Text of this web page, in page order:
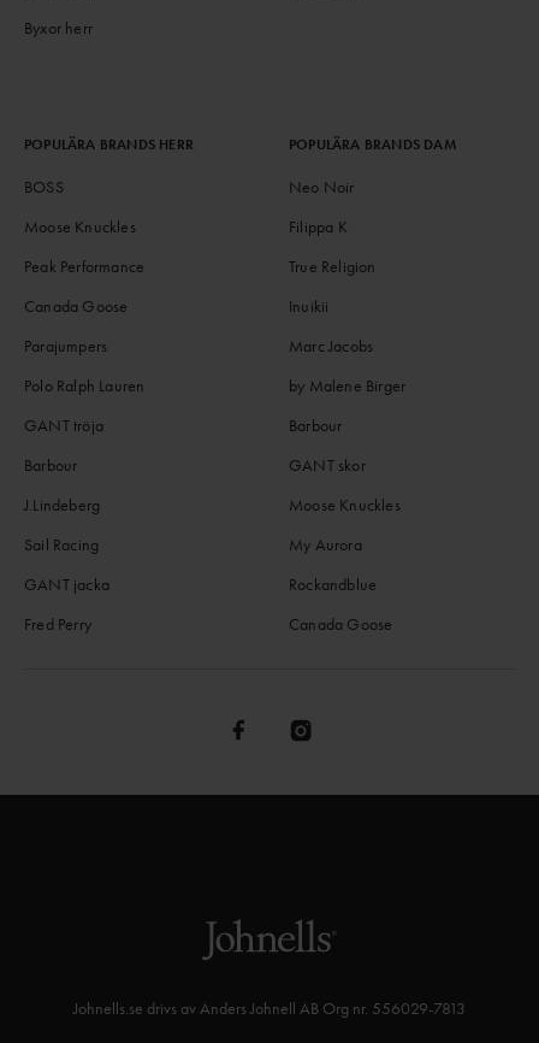
Byxor herr
POPULÄRA BRANDS HERR
BOSS
Moose Knuckles
Peak Performance
Canada Goose
Parajumpers
Polo Ralph Lauren
GANT tröja
Barbour
J.Lindeberg
Sail Racing
GANT jacka
Fred Perry
POPULÄRA BRANDS DAM
Neo Noir
Filippa K
True Religion
Inuikii
Marc Jacobs
by Malene Birger
Barbour
GANT skor
Moose Knuckles
My Aurora
Rockandblue
Canada Goose
Johnells.se drivs av Anders Johnell AB Org nr. 556029-7813